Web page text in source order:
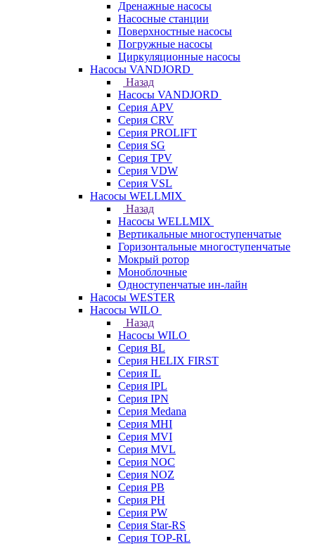
Дренажные насосы
Насосные станции
Поверхностные насосы
Погружные насосы
Циркуляционные насосы
Насосы VANDJORD
Назад
Насосы VANDJORD
Серия APV
Серия CRV
Серия PROLIFT
Серия SG
Серия TPV
Серия VDW
Серия VSL
Насосы WELLMIX
Назад
Насосы WELLMIX
Вертикальные многоступенчатые
Горизонтальные многоступенчатые
Мокрый ротор
Моноблочные
Одноступенчатые ин-лайн
Насосы WESTER
Насосы WILO
Назад
Насосы WILO
Серия BL
Серия HELIX FIRST
Серия IL
Серия IPL
Серия IPN
Серия Medana
Серия MHI
Серия MVI
Серия MVL
Серия NOC
Серия NOZ
Серия PB
Серия PH
Серия PW
Серия Star-RS
Серия TOP-RL